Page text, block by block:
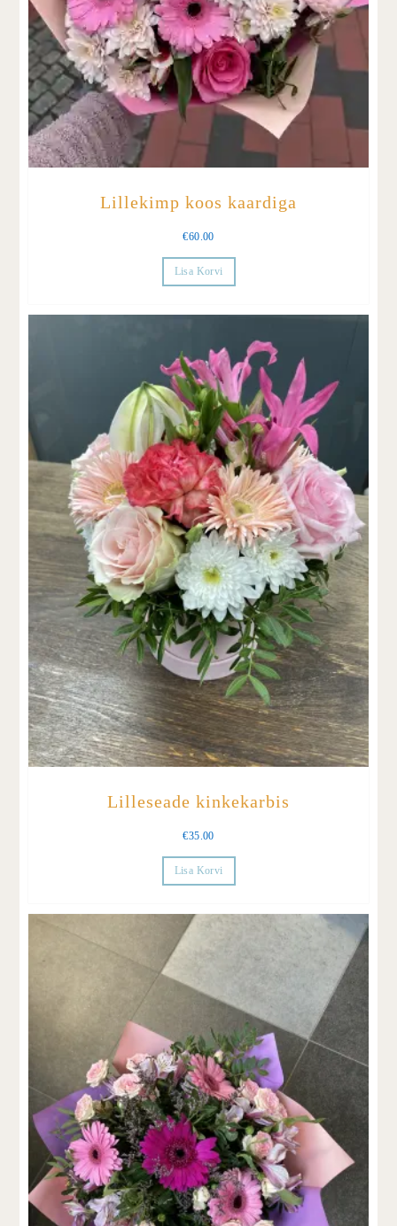
Lillekimp koos kaardiga
€60.00
Lisa Korvi
Lilleseade kinkekarbis
€35.00
Lisa Korvi